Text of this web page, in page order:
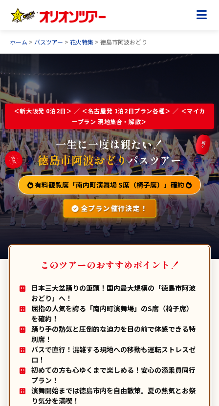
ホーム > バスツアー > 花火特集 > 徳島市阿波おどり
＜新大阪発 0泊2日＞ ／ ＜名古屋発 1泊2日プラン各種＞ ／ ＜マイカ
ープラン 現地集合・解散＞
阿波
一生に一度は観たい！
徳島市阿波おどりバスツアー
踊り
有料観覧席「南内町演舞場 S席（椅子席）」確約
全プラン催行決定！
このツアーのおすすめポイント！
日本三大盆踊りの筆頭！国内最大規模の「徳島市阿波
おどり」へ！
屈指の人気を誇る「南内町演舞場」のS席（椅子席）
を確約！
踊り手の熱気と圧倒的な迫力を目の前で体感できる特
別席！
バスで直行！混雑する現地への移動も運転ストレスゼ
ロ！
初めての方も心ゆくまで楽しめる！安心の添乗員同行
プラン！
演舞開始までは徳島市内を自由散策。夏の熱気とお祭
り気分を満喫！